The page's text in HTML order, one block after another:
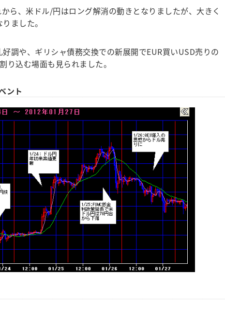
ら、米ドル/円はロング解消の動きとなりましたが、大きく
ました。
調や、ギリシャ債務交換での新展開でEUR買いUSD売りの
り込む場面も見られました。
ント